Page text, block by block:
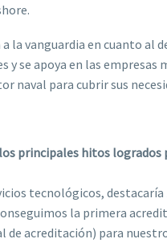
a la vanguardia en cuanto al
y se apoya en las empresas
naval para cubrir sus
los principales hitos logrados
tecnológicos, destacaría
la primera
de acreditación) para